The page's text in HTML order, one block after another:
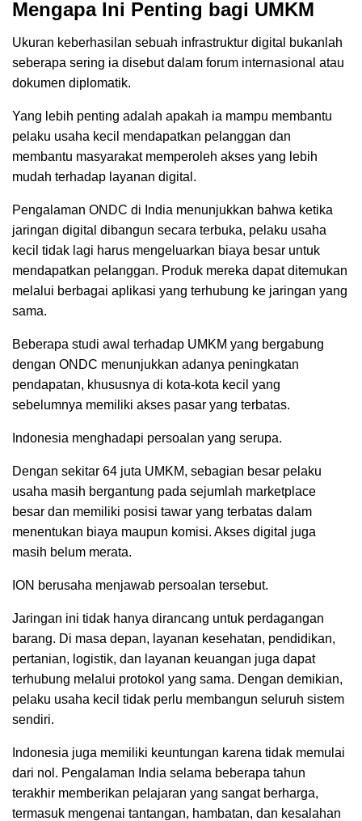
Mengapa Ini Penting bagi UMKM
Ukuran keberhasilan sebuah infrastruktur digital bukanlah
seberapa sering ia disebut dalam forum internasional atau
dokumen diplomatik.
Yang lebih penting adalah apakah ia mampu membantu
pelaku usaha kecil mendapatkan pelanggan dan
membantu masyarakat memperoleh akses yang lebih
mudah terhadap layanan digital.
Pengalaman ONDC di India menunjukkan bahwa ketika
jaringan digital dibangun secara terbuka, pelaku usaha
kecil tidak lagi harus mengeluarkan biaya besar untuk
mendapatkan pelanggan. Produk mereka dapat ditemukan
melalui berbagai aplikasi yang terhubung ke jaringan yang
sama.
Beberapa studi awal terhadap UMKM yang bergabung
dengan ONDC menunjukkan adanya peningkatan
pendapatan, khususnya di kota-kota kecil yang
sebelumnya memiliki akses pasar yang terbatas.
Indonesia menghadapi persoalan yang serupa.
Dengan sekitar 64 juta UMKM, sebagian besar pelaku
usaha masih bergantung pada sejumlah marketplace
besar dan memiliki posisi tawar yang terbatas dalam
menentukan biaya maupun komisi. Akses digital juga
masih belum merata.
ION berusaha menjawab persoalan tersebut.
Jaringan ini tidak hanya dirancang untuk perdagangan
barang. Di masa depan, layanan kesehatan, pendidikan,
pertanian, logistik, dan layanan keuangan juga dapat
terhubung melalui protokol yang sama. Dengan demikian,
pelaku usaha kecil tidak perlu membangun seluruh sistem
sendiri.
Indonesia juga memiliki keuntungan karena tidak memulai
dari nol. Pengalaman India selama beberapa tahun
terakhir memberikan pelajaran yang sangat berharga,
termasuk mengenai tantangan, hambatan, dan kesalahan